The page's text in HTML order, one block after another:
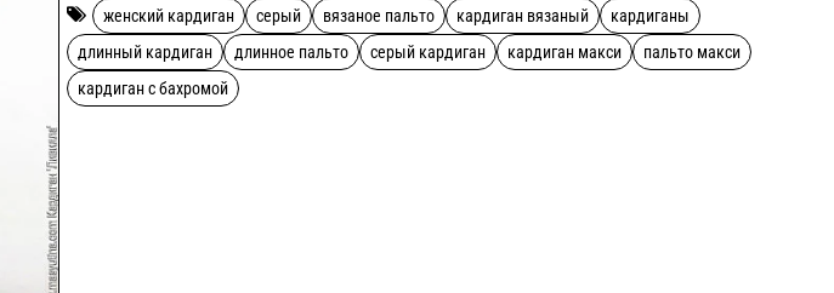
женский кардиган серый вязаное пальто кардиган вязаный
кардиганы
длинный кардиган
длинное пальто серый кардиган кардиган макси
пальто макси
кардиган с бахромой